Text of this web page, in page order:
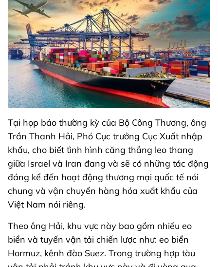
Tại họp báo thường kỳ của Bộ Công Thương, ông
Trần Thanh Hải, Phó Cục trưởng Cục Xuất nhập
khẩu, cho biết tình hình căng thẳng leo thang
giữa Israel và Iran đang và sẽ có những tác động
đáng kể đến hoạt động thương mại quốc tế nói
chung và vận chuyển hàng hóa xuất khẩu của
Việt Nam nói riêng.
Theo ông Hải, khu vực này bao gồm nhiều eo
biển và tuyến vận tải chiến lược như: eo biển
Hormuz, kênh đào Suez. Trong trường hợp tàu